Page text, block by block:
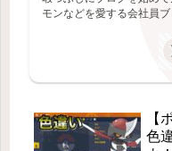
モンなどを愛する会社員ブ
【
色